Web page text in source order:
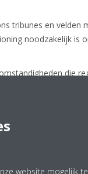
tribunes en velden
noodzakelijk is
die
en de
en de velden in
toeschouwers als
website mogelijk